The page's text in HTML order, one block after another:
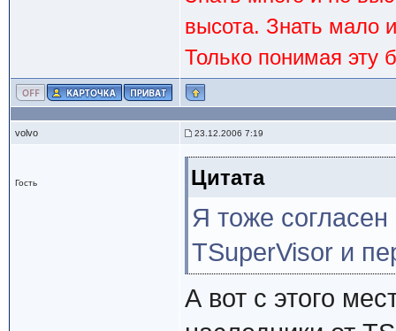
высота. Знать мало
Только понимая эту
volvo 23.12.2006 7:19
Гость Цитата
Я тоже
TSuperVisor и
А вот с этого